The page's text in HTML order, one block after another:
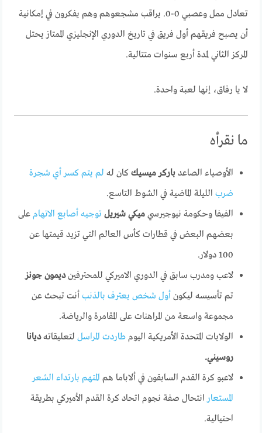
تعادل ممل وعصبي 0-0. يراقب مشجعوهم وهم يفكرون في إمكانية
أن يصبح فريقهم أول فريق في تاريخ الدوري الإنجليزي الممتاز يحتل
المركز الثاني لمدة أربع سنوات متتالية.
لا يا رفاق، إنها لعبة واحدة.
ما نقرأه
الأوصياء الصاعدباركر ميسيك كان له لم يتم كسر أي شجرة
ضرب الليلة الماضية في الشوط التاسع.
الفيفا وحكومة نيوجيرسيميكي شيريلتوجيه أصابع الاتهام على
بعضهم البعض في قطارات كأس العالم التي تزيد قيمتها عن
100 دولار.
لاعب ومدرب سابق في الدوري الاميركي للمحترفينديمون جونز
تم تأسيسه ليكون أول شخص يعترف بالذنب أنت تبحث عن
مجموعة واسعة من المراهنات على المقامرة والرياضة.
الولايات المتحدة الأمريكية اليومطاردت المراسل لتعليقاتهديانا
روسيني.
لاعبو كرة القدم السابقون في ألاباما هم المتهم بارتداء الشعر
المستعار انتحال صفة نجوم اتحاد كرة القدم الأميركي بطريقة
احتيالية.